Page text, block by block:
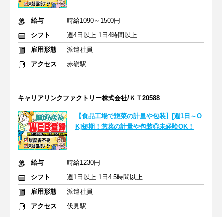
給与
時給1090～1500円
シフト
週4日以上 1日4時間以上
雇用形態
派遣社員
アクセス
赤嶺駅
キャリアリンクファクトリー株式会社/ＫＴ20588
【食品工場で惣菜の計量や包装】[週1日～O
K]短期！惣菜の計量や包装◎未経験OK！
給与
時給1230円
シフト
週1日以上 1日4.5時間以上
雇用形態
派遣社員
アクセス
伏見駅